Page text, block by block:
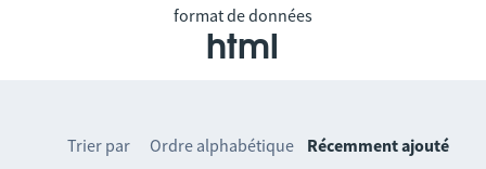
format de données
html
Trier par Ordre alphabétique Récemment ajouté